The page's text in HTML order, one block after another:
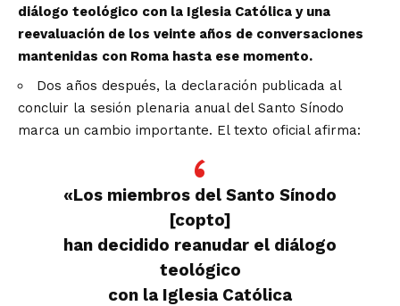
diálogo teológico con la Iglesia Católica y una
reevaluación de los veinte años de conversaciones
mantenidas con Roma hasta ese momento.
Dos años después, la declaración publicada al
concluir la sesión plenaria anual del Santo Sínodo
marca un cambio importante. El texto oficial afirma:
«Los miembros del Santo Sínodo
[copto]
han decidido reanudar el diálogo
teológico
con la Iglesia Católica